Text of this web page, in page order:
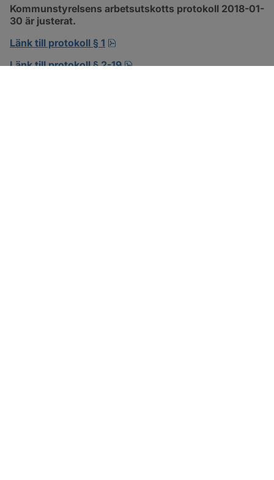
Kommunstyrelsens arbetsutskotts protokoll 2018-01-
30 är justerat.
Länk till protokoll § 1
Länk till protokoll § 2-19
pdf, 302.8 kB, öppnas i nytt